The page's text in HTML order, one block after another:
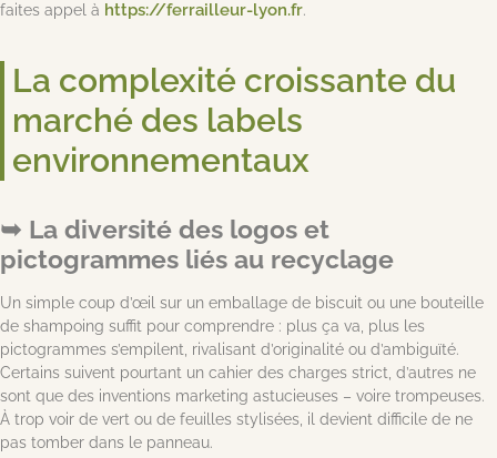
faites appel à https://ferrailleur-lyon.fr.
La complexité croissante du
marché des labels
environnementaux
La diversité des logos et
pictogrammes liés au recyclage
Un simple coup d’œil sur un emballage de biscuit ou une bouteille
de shampoing suffit pour comprendre : plus ça va, plus les
pictogrammes s’empilent, rivalisant d’originalité ou d’ambiguïté.
Certains suivent pourtant un cahier des charges strict, d’autres ne
sont que des inventions marketing astucieuses – voire trompeuses.
À trop voir de vert ou de feuilles stylisées, il devient difficile de ne
pas tomber dans le panneau.